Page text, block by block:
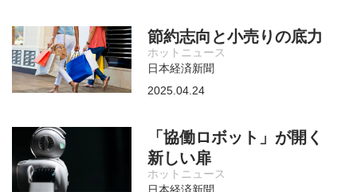
節約志向と小売りの底力
ホットニュース
日本経済新聞
2025.04.24
「協働ロボット」が開く
新しい扉
ホットニュース
日本経済新聞